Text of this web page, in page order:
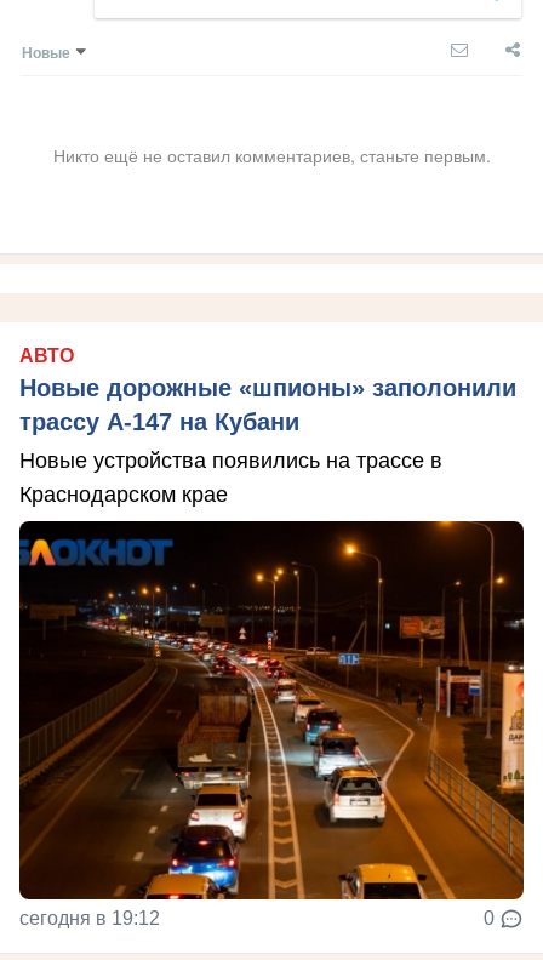
Новые
Никто ещё не оставил комментариев, станьте первым.
АВТО
Новые дорожные «шпионы» заполонили
трассу А-147 на Кубани
Новые устройства появились на трассе в
Краснодарском крае
сегодня в 19:12 0